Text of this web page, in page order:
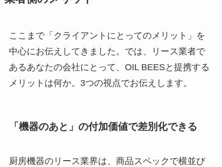
ここまで「クライアントにとってのメリット」を
中心にお伝えしてきました。では、リース業者で
あるあなたの会社にとって、OIL BEESと提携する
メリットは何か。3つの視点でお伝えします。
「機器のあと」の付加価値で差別化できる
厨房機器のリース業界は、商品スペックで横並び